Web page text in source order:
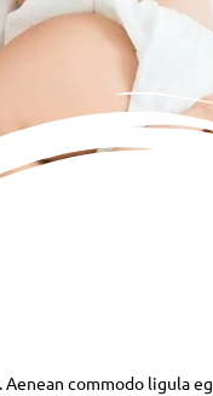
commodo ligula